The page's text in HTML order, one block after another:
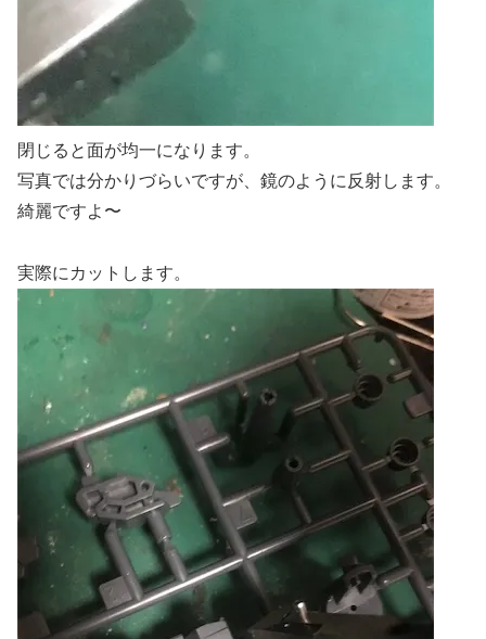
閉じると面が均一になります。
写真では分かりづらいですが、鏡のように反射します。
綺麗ですよ〜
実際にカットします。